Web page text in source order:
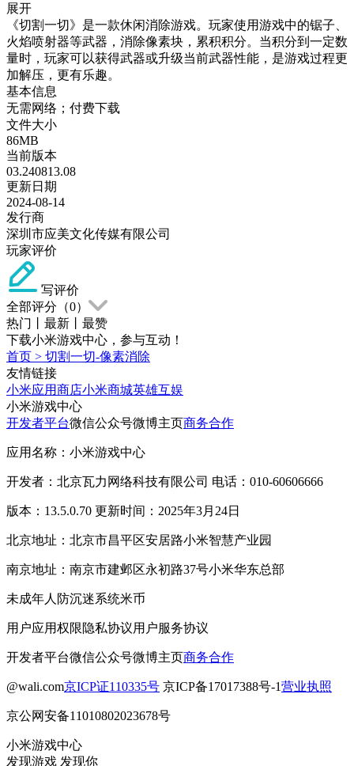
展开
《切割一切》是一款休闲消除游戏。玩家使用游戏中的锯子、
火焰喷射器等武器，消除像素块，累积积分。当积分到一定数
量时，玩家可以获得武器或升级当前武器性能，是游戏过程更
加解压，更有乐趣。
基本信息
无需网络；付费下载
文件大小
86MB
当前版本
03.240813.08
更新日期
2024-08-14
发行商
深圳市应美文化传媒有限公司
玩家评价
写评价
全部评分（0）
热门
最新
最赞
下载小米游戏中心，参与互动！
首页 > 切割一切-像素消除
友情链接
小米应用商店小米商城英雄互娱
小米游戏中心
开发者平台微信公众号微博主页商务合作
应用名称：小米游戏中心
开发者：北京瓦力网络科技有限公司 电话：010-60606666
版本：13.5.0.70 更新时间：2025年3月24日
北京地址：北京市昌平区安居路小米智慧产业园
南京地址：南京市建邺区永初路37号小米华东总部
未成年人防沉迷系统米币
用户应用权限隐私协议用户服务协议
开发者平台微信公众号微博主页商务合作
@wali.com京ICP证110335号 京ICP备17017388号-1营业执照
京公网安备11010802023678号
小米游戏中心
发现游戏 发现你